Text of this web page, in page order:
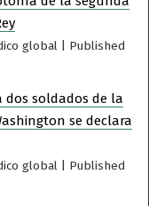
global
Published
dos soldados de la
se declara
global
Published